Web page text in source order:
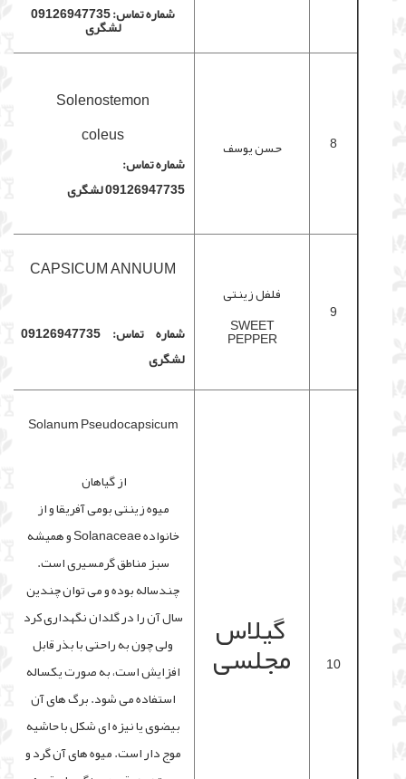
شماره تماس: 09126947735
لشگری
8 حسن یوسف
Solenostemon
coleus
شماره تماس:
09126947735 لشگری
9
فلفل زینتی
SWEET
PEPPER
CAPSICUM ANNUUM
شماره تماس: 09126947735
لشگری
10
گیلاس
مجلسی
Solanum Pseudocapsicum
از گیاهان
میوه زینتی بومی آفریقا و از
خانواده Solanaceae و همیشه
سبز مناطق گرمسیری است.
چندساله بوده و می توان چندین
سال آن را در گلدان نگهداری کرد
ولی چون به راحتی با بذر قابل
افزایش است، به صورت یکساله
استفاده می شود. برگ های آن
بیضوی یا نیزه ای شکل با حاشیه
موج دار است. میوه های آن گرد و